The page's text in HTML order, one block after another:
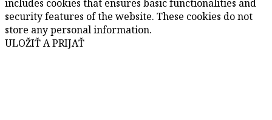
includes cookies that ensures basic functionalities and
security features of the website. These cookies do not
store any personal information.
ULOŽIŤ A PRIJAŤ